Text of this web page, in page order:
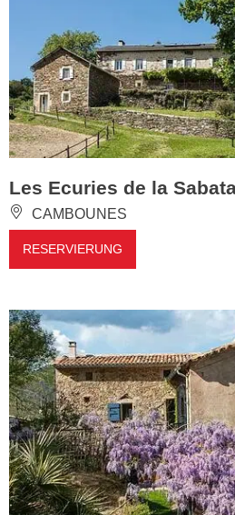
Les Ecuries de la
CAMBOUNES
RESERVIERUNG